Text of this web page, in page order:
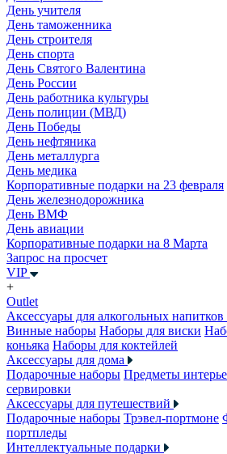
День учителя
День таможенника
День строителя
День спорта
День Святого Валентина
День России
День работника культуры
День полиции (МВД)
День Победы
День нефтяника
День металлурга
День медика
Корпоративные подарки на 23 февраля
День железнодорожника
День ВМФ
День авиации
Корпоративные подарки на 8 Марта
Запрос на просчет
VIP
+
Outlet
Аксессуары для алкогольных напитков
Винные наборы Наборы для виски
коньяка Наборы для коктейлей
Аксессуары для дома
Подарочные наборы Предметы
сервировки
Аксессуары для путешествий
Подарочные наборы Трэвел-портмоне
портпледы
Интеллектуальные подарки